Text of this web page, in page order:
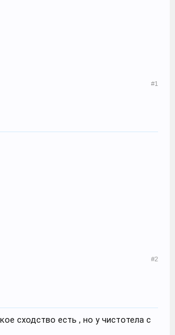
#1
#2
сходство есть , но у чистотела с